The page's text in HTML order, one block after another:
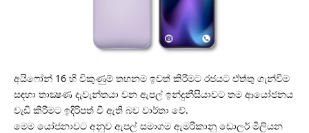
අයිෆෝන් 16 හි විකුණුම් තහනම ඉවත් කිරීමට රජයට ඒත්තු ගැන්වීම
සඳහා තාක්‍ෂණ දැවැන්තයා වන ඇපල් ඉන්දුනීසියාවට තම ආයෝජනය
වැඩි කිරීමට ඉදිරිපත් වී ඇති බව වාර්තා වේ.
මෙම යෝජනාවට අනුව ඇපල් සමාගම ඇමරිකානු ඩොලර් මිලියන